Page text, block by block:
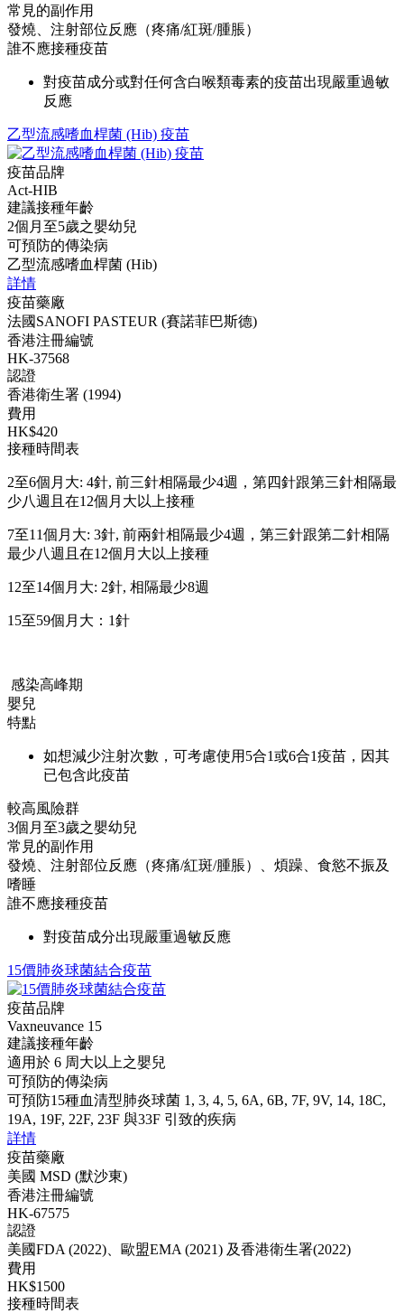
常見的副作用
發燒、注射部位反應（疼痛/紅斑/腫脹）
誰不應接種疫苗
對疫苗成分或對任何含白喉類毒素的疫苗出現嚴重過敏
反應
乙型流感嗜血桿菌 (Hib) 疫苗
疫苗品牌
Act-HIB
建議接種年齡
2個月至5歲之嬰幼兒
可預防的傳染病
乙型流感嗜血桿菌 (Hib)
詳情
疫苗藥廠
法國SANOFI PASTEUR (賽諾菲巴斯德)
香港注冊編號
HK-37568
認證
香港衛生署 (1994)
費用
HK$420
接種時間表
2至6個月大: 4針, 前三針相隔最少4週，第四針跟第三針相隔最
少八週且在12個月大以上接種
7至11個月大: 3針, 前兩針相隔最少4週，第三針跟第二針相隔
最少八週且在12個月大以上接種
12至14個月大: 2針, 相隔最少8週
15至59個月大：1針
感染高峰期
嬰兒
特點
如想減少注射次數，可考慮使用5合1或6合1疫苗，因其
已包含此疫苗
較高風險群
3個月至3歲之嬰幼兒
常見的副作用
發燒、注射部位反應（疼痛/紅斑/腫脹）、煩躁、食慾不振及
嗜睡
誰不應接種疫苗
對疫苗成分出現嚴重過敏反應
15價肺炎球菌結合疫苗
疫苗品牌
Vaxneuvance 15
建議接種年齡
適用於 6 周大以上之嬰兒
可預防的傳染病
可預防15種血清型肺炎球菌 1, 3, 4, 5, 6A, 6B, 7F, 9V, 14, 18C,
19A, 19F, 22F, 23F 與33F 引致的疾病
詳情
疫苗藥廠
美國 MSD (默沙東)
香港注冊編號
HK-67575
認證
美國FDA (2022)、歐盟EMA (2021) 及香港衛生署(2022)
費用
HK$1500
接種時間表